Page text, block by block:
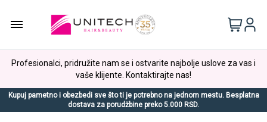
Profesionalci, pridružite nam se i ostvarite najbolje uslove za vas i
vaše klijente. Kontaktirajte nas!
Kupuj pametno i obezbedi sve što ti je potrebno na jednom mestu. Besplatna
dostava za porudžbine preko 5.000 RSD.